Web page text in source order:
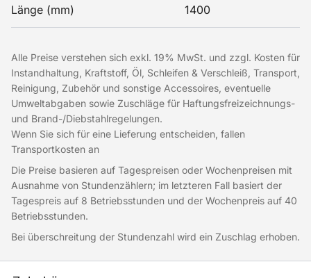
Länge (mm) 1400
Alle Preise verstehen sich exkl. 19% MwSt. und zzgl. Kosten für
Instandhaltung, Kraftstoff, Öl, Schleifen & Verschleiß, Transport,
Reinigung, Zubehör und sonstige Accessoires, eventuelle
Umweltabgaben sowie Zuschläge für Haftungsfreizeichnungs-
und Brand-/Diebstahlregelungen.
Wenn Sie sich für eine Lieferung entscheiden, fallen
Transportkosten an
Die Preise basieren auf Tagespreisen oder Wochenpreisen mit
Ausnahme von Stundenzählern; im letzteren Fall basiert der
Tagespreis auf 8 Betriebsstunden und der Wochenpreis auf 40
Betriebsstunden.
Bei überschreitung der Stundenzahl wird ein Zuschlag erhoben.